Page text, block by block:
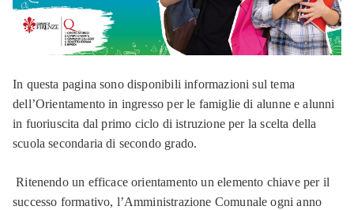
In questa pagina sono disponibili informazioni sul tema
dell’Orientamento in ingresso per le famiglie di alunne e alunni
in fuoriuscita dal primo ciclo di istruzione per la scelta della
scuola secondaria di secondo grado.
Ritenendo un efficace orientamento un elemento chiave per il
successo formativo, l’Amministrazione Comunale ogni anno